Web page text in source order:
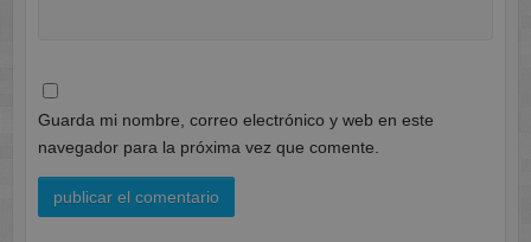
Guarda mi nombre, correo electrónico y web en este
navegador para la próxima vez que comente.